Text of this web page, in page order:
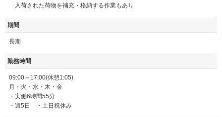
入荷された荷物を補充・格納する作業もあり
期間
長期
勤務時間
09:00～17:00(休憩1:05)
月・火・水・木・金
・実働6時間55分
・週5日 ・土日祝休み